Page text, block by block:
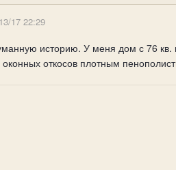
17 22:29
историю. У меня дом с 76 кв.
откосов плотным